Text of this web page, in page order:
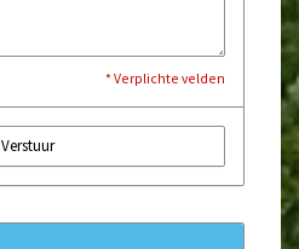
* Verplichte velden
Verstuur